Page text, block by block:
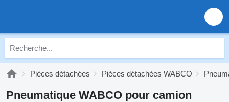
Pièces détachées Pièces détachées WABCO
Pneumatique WABCO pour camion